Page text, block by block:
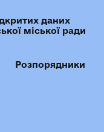
даних
міської ради
Розпорядники